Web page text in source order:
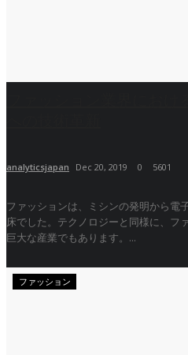
analyticsjapan Dec 20, 2019 0 5601
ファッションは、ミシンの発明から電
床でした。テクノロジーと同様に、フ
巨大な産業でもあります。...
ファッション